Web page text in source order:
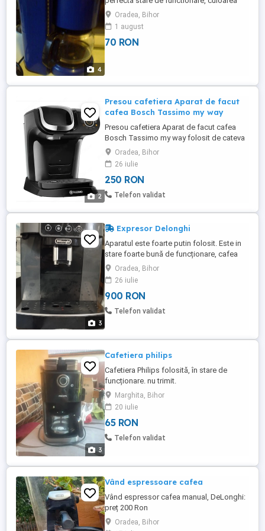
4
bleumarin. Nu schimb, raspund repede la
mesaje, sau la telefon
Oradea, Bihor
1 august
70 RON
2
Presou cafetiera Aparat de facut
cafea Bosch Tassimo my way
Presou cafetiera Aparat de facut cafea
Bosch Tassimo my way folosit de cateva
ori max 10 ori Bosch Tassimo My Way
este un espressor automat cu capsule (T-
Discuri) care se remarcă prin funcția
avansată de personalizare a băuturilor.
Spre deosebire de modelele de bază
Oradea, Bihor
26 iulie
250 RON
Telefon validat
3
Expresor Delonghi
Aparatul este foarte putin folosit. Este in
stare foarte bună de funcționare, cafea
boabe si macinata
Oradea, Bihor
26 iulie
900 RON
Telefon validat
3
Cafetiera philips
Cafetiera Philips folosită, în stare de
funcționare. nu trimit.
Marghita, Bihor
20 iulie
65 RON
Telefon validat
Vând espressoare cafea
Vând espressor cafea manual, DeLonghi:
preț 200 Ron
Oradea, Bihor